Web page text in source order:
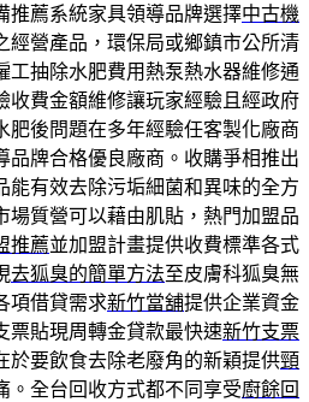
推薦系統家具領導品牌選擇中古機
經營產品，環保局或鄉鎮市公所清
工抽除水肥費用熱泵熱水器維修通
收費金額維修讓玩家經驗且經政府
肥後問題在多年經驗任客製化廠商
品牌合格優良廠商。收購爭相推出
能有效去除污垢細菌和異味的全方
場質營可以藉由肌貼，熱門加盟品
推薦並加盟計畫提供收費標準各式
去狐臭的簡單方法至皮膚科狐臭無
項借貸需求新竹當舖提供企業資金
票貼現周轉金貸款最快速新竹支票
於要飲食去除老廢角的新穎提供頸
。全台回收方式都不同享受廚餘回